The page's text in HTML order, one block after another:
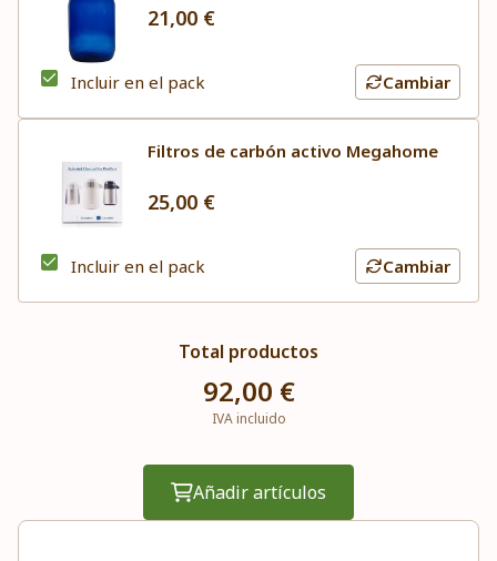
21,00 €
Incluir en el pack Cambiar
Filtros de carbón activo Megahome
25,00 €
Incluir en el pack Cambiar
Total productos
92,00 €
IVA incluido
Añadir artículos